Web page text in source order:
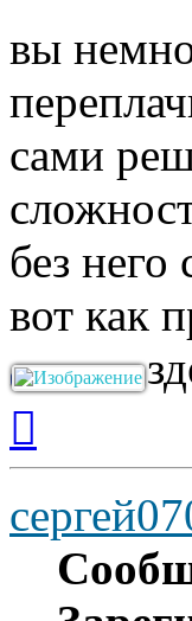
вы
сами
без него
вот как
началу